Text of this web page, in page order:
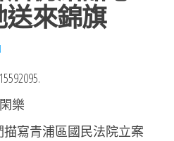
來錦旗
樂
描寫青浦區國民法院立案